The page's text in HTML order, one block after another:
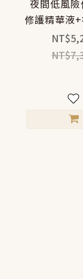
夜間低風
修護精華液
霜